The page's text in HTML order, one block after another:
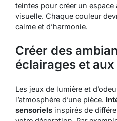
teintes pour créer un
visuelle. Chaque couleur
calme et d’harmonie.
Créer des
éclairages et
Les jeux de lumière et
l’atmosphère d’une pièce.
sensoriels inspirés de